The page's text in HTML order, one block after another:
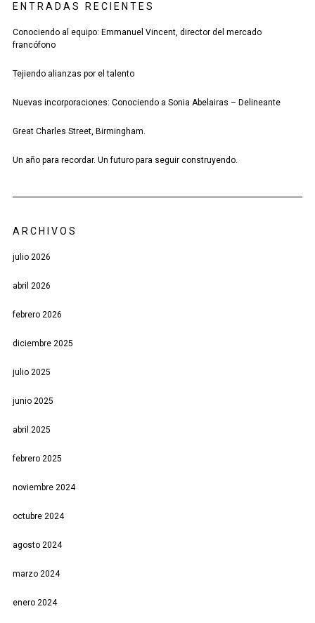
ENTRADAS RECIENTES
Conociendo al equipo: Emmanuel Vincent, director del mercado
francófono
Tejiendo alianzas por el talento
Nuevas incorporaciones: Conociendo a Sonia Abelairas – Delineante
Great Charles Street, Birmingham.
Un año para recordar. Un futuro para seguir construyendo.
ARCHIVOS
julio 2026
abril 2026
febrero 2026
diciembre 2025
julio 2025
junio 2025
abril 2025
febrero 2025
noviembre 2024
octubre 2024
agosto 2024
marzo 2024
enero 2024